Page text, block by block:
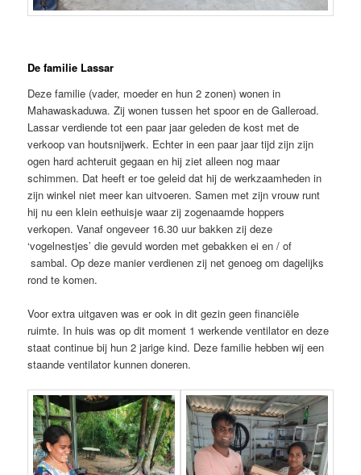
De familie Lassar
Deze familie (vader, moeder en hun 2 zonen) wonen in
Mahawaskaduwa. Zij wonen tussen het spoor en de Galleroad.
Lassar verdiende tot een paar jaar geleden de kost met de
verkoop van houtsnijwerk. Echter in een paar jaar tijd zijn zijn
ogen hard achteruit gegaan en hij ziet alleen nog maar
schimmen. Dat heeft er toe geleid dat hij de werkzaamheden in
zijn winkel niet meer kan uitvoeren. Samen met zijn vrouw runt
hij nu een klein eethuisje waar zij zogenaamde hoppers
verkopen. Vanaf ongeveer 16.30 uur bakken zij deze
‘vogelnestjes’ die gevuld worden met gebakken ei en / of
sambal. Op deze manier verdienen zij net genoeg om dagelijks
rond te komen.
Voor extra uitgaven was er ook in dit gezin geen financiële
ruimte. In huis was op dit moment 1 werkende ventilator en deze
staat continue bij hun 2 jarige kind. Deze familie hebben wij een
staande ventilator kunnen doneren.